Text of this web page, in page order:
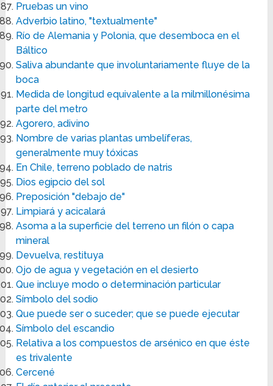
Pruebas un vino
Adverbio latino, "textualmente"
Río de Alemania y Polonia, que desemboca en el
Báltico
Saliva abundante que involuntariamente fluye de la
boca
Medida de longitud equivalente a la milmillonésima
parte del metro
Agorero, adivino
Nombre de varias plantas umbelíferas,
generalmente muy tóxicas
En Chile, terreno poblado de natris
Dios egipcio del sol
Preposición "debajo de"
Limpiará y acicalará
Asoma a la superficie del terreno un filón o capa
mineral
Devuelva, restituya
Ojo de agua y vegetación en el desierto
Que incluye modo o determinación particular
Símbolo del sodio
Que puede ser o suceder; que se puede ejecutar
Símbolo del escandio
Relativa a los compuestos de arsénico en que éste
es trivalente
Cercené